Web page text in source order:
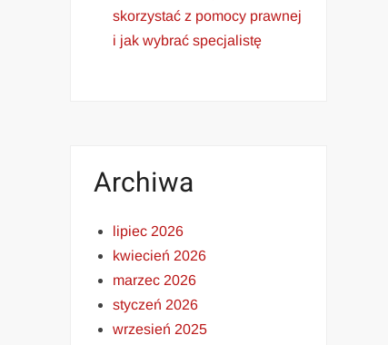
skorzystać z pomocy prawnej
i jak wybrać specjalistę
Archiwa
lipiec 2026
kwiecień 2026
marzec 2026
styczeń 2026
wrzesień 2025